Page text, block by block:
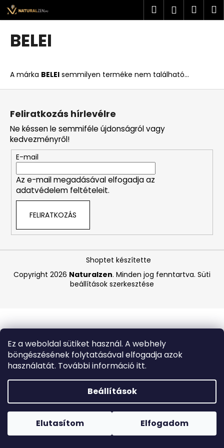
Ez a weboldal sütiket használ. A webhely
böngészésének folytatásával elfogadja azok
használatát. További információ itt.
Beállítások
Elutasítom Elfogadom
Ugrás
fő
tartalomhoz
Forró napokon nem javasoljuk a csomagautomatákba
történő kézbesítést. A magas hőmérsékletre érzékeny
termékek átvételkor nem biztos, hogy optimális állapotban
Keresés
BELEI
A márka BELEI semmilyen terméke nem található...
K
o
i
t
k
e
r
e
s
?
A
á
u
k
PASTA
DEL
CAPITANO
OXYACTION
75
1
L
Feliratkozás hírlevélre
Ne késsen le semmiféle újdonságról vagy
kedvezményről!
E-mail
Az e-mail megadásával elfogadja az
adatvédelem feltételeit.
FELIRATKOZÁS
Shoptet készítette
Copyright 2026 Naturalzen. Minden jog fenntartva. Süti
beállítások szerkesztése